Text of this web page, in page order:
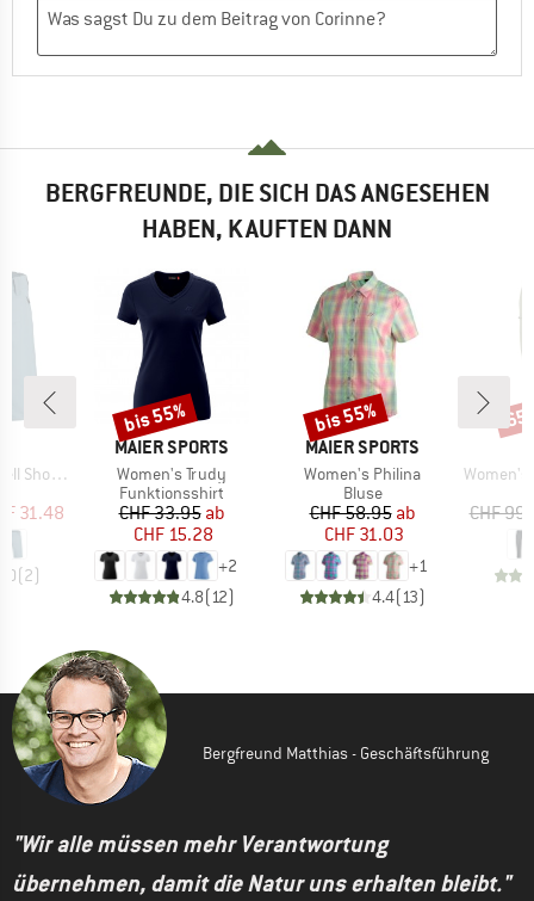
BERGFREUNDE, DIE SICH DAS ANGESEHEN
HABEN, KAUFTEN DANN
Light
Preis
31.48
(2)
MARKE
MAIER SPORTS
Artikel
Women's Trudy
Produktgruppe
Funktionsshirt
Preis
CHF 33.95reduzierter Preis
ab
CHF 15.28
+2
4.8(12)
Rabatt
bis 55%
MARKE
MAIER SPORTS
Artikel
Women's Philina
Produktgruppe
Bluse
Preis
CHF 58.95reduzierter Preis
ab
CHF 31.03
+1
4.4(13)
Rabatt
bis 55%
Artikel
Women's
CHF
Bergfreund Matthias - Geschäftsführung
"Wir alle müssen mehr Verantwortung
übernehmen, damit die Natur uns erhalten bleibt."